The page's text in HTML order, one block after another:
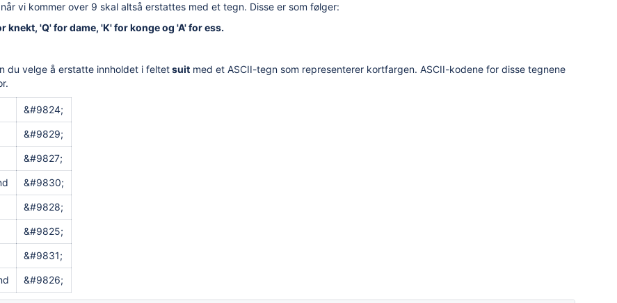
vi kommer over 9 skal altså erstattes med et tegn. Disse er som følger:
knekt, 'Q' for dame, 'K' for konge og 'A' for ess.
du velge å erstatte innholdet i feltetsuit med et ASCII-tegn som representerer kortfargen. ASCII-kodene for disse tegnene
&#9824;
&#9829;
&#9827;
&#9830;
&#9828;
&#9825;
&#9831;
&#9826;